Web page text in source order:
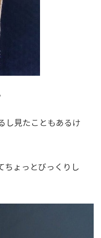
し見たこともあるけ
ちょっとびっくりし